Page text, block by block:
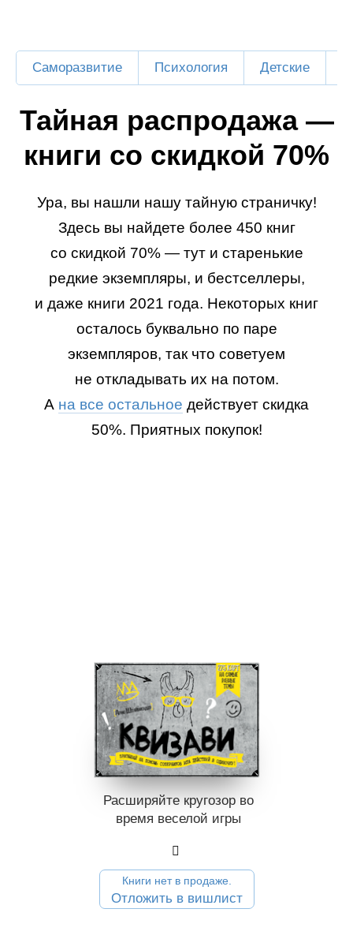
Саморазвитие Психология Детские
Тайная распродажа —
книги со скидкой 70%
Ура, вы нашли нашу тайную страничку!
Здесь вы найдете более 450 книг
со скидкой 70% — тут и старенькие
редкие экземпляры, и бестселлеры,
и даже книги 2021 года. Некоторых книг
осталось буквально по паре
экземпляров, так что советуем
не откладывать их на потом.
А на все остальное действует скидка
50%. Приятных покупок!
Расширяйте кругозор во
время веселой игры
Книги нет в продаже.
Отложить в вишлист